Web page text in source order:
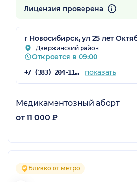
Лицензия проверена
г Новосибирск, ул 25 лет
Дзержинский район
Откроется в 09:00
+7 (383) 204-11-00 показать
Медикаментозный аборт
от 11 000 ₽
Близко от метро